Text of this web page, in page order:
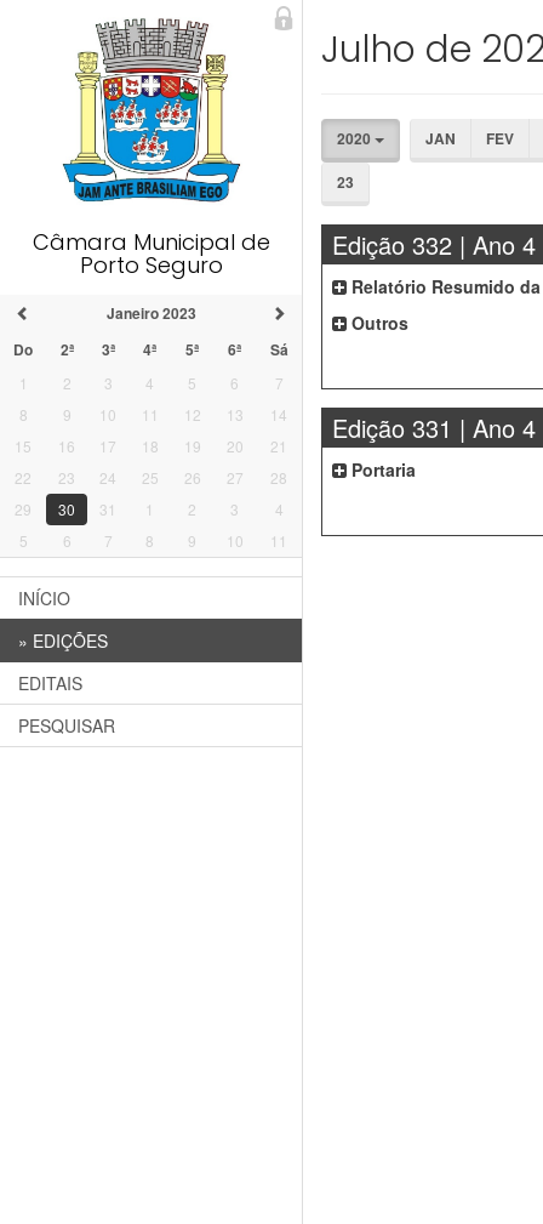
Câmara Municipal de
Porto Seguro
Janeiro 2023
Do
2ª 3ª 4ª 5ª 6ª Sá
1 2 3 4 5 6
7
8
9 10 11 12 13
14
15
16 17 18 19 20
21
22
23 24 25 26 27
28
29
30 31 1 2 3
4
5
6 7 8 9 10 11
INÍCIO
» EDIÇÕES
EDITAIS
PESQUISAR
Julho de
2020 JAN
FEV
23
Edição 332 | Ano 4
Relatório Resumido
Outros
Edição 331 | Ano 4
Portaria